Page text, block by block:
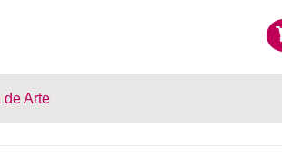
de Arte